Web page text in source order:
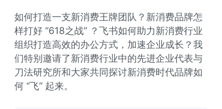
如何打造一支新消费王牌团队？新消费品牌怎
样打好 “618之战” ？飞书如何助力新消费行业
组织打造高效的办公方式，加速企业成长？我
们特别邀请了新消费行业中的先进企业代表与
刀法研究所和大家共同探讨新消费时代品牌如
何 “飞” 起来。